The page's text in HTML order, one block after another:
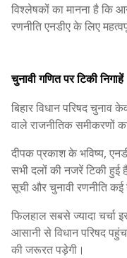
विश्लेषकों का मानना है कि
रणनीति एनडीए के लिए
चुनावी गणित पर टिकी निगाहें
बिहार विधान परिषद
वाले राजनीतिक समीकरणों
दीपक प्रकाश के भविष्य,
सभी दलों की नजरें टिकी हुई
सूची और चुनावी रणनीति
फिलहाल सबसे ज्यादा चर्चा
आसानी से विधान परिषद
की जरूरत पड़ेगी।